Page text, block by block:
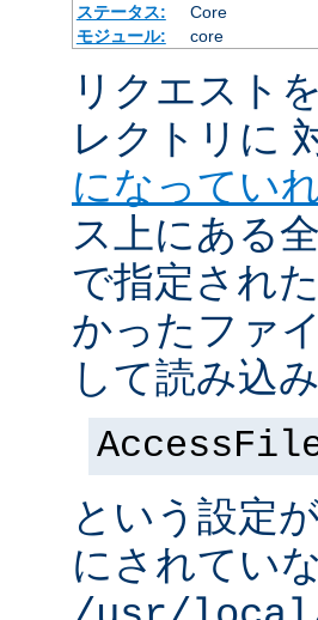
ステータス:
Core
モジュール:
core
リクエスト
レクトリに
になってい
ス上にある
で指定され
かったファ
して読み込
という設定
にされてい